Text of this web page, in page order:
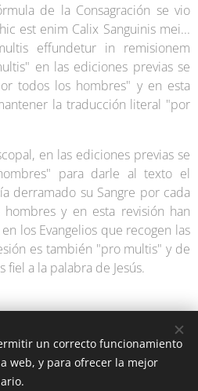
de la Consagración se vio
est enim Calix Sanguinis mei...
effundetur in remisionem
en las ediciones previas se
todos los hombres" y en esta
la traducción literal "por
en las ediciones previas se
para darle al texto el
derramado su Sangre por cada
y en esta revisión han
los Evangelios que recogen las
es también "pro multis" y de
a la palabra de Jesús.
un correcto funcionamiento
web, y para ofrecer la mejor